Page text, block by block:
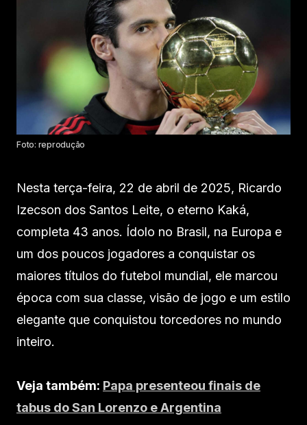
Foto: reprodução
Nesta terça-feira, 22 de abril de 2025, Ricardo
Izecson dos Santos Leite, o eterno Kaká,
completa 43 anos. Ídolo no Brasil, na Europa e
um dos poucos jogadores a conquistar os
maiores títulos do futebol mundial, ele marcou
época com sua classe, visão de jogo e um estilo
elegante que conquistou torcedores no mundo
inteiro.
Veja também: Papa presenteou finais de
tabus do San Lorenzo e Argentina